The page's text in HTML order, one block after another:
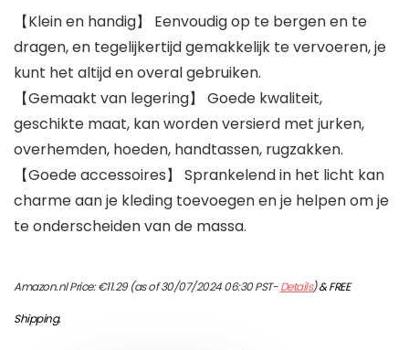
【Klein en handig】 Eenvoudig op te bergen en te
dragen, en tegelijkertijd gemakkelijk te vervoeren, je
kunt het altijd en overal gebruiken.
【Gemaakt van legering】 Goede kwaliteit,
geschikte maat, kan worden versierd met jurken,
overhemden, hoeden, handtassen, rugzakken.
【Goede accessoires】 Sprankelend in het licht kan
charme aan je kleding toevoegen en je helpen om je
te onderscheiden van de massa.
Amazon.nl Price:€11.29(as of 30/07/2024 06:30 PST-Details)&FREE
Shipping.